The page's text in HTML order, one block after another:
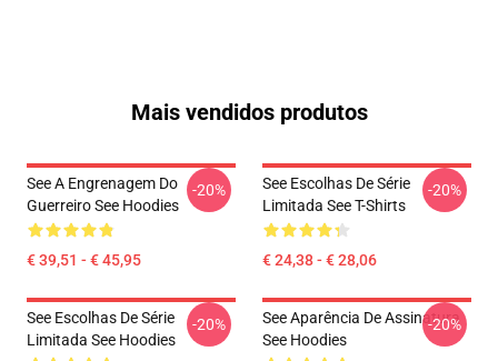
Mais vendidos produtos
See A Engrenagem Do
Guerreiro See Hoodies
€ 39,51 - € 45,95
-20%
See Escolhas De Série
Limitada See T-Shirts
€ 24,38 - € 28,06
-20%
See Escolhas De Série
Limitada See Hoodies
-20%
See Aparência De Assinatura
See Hoodies
-20%